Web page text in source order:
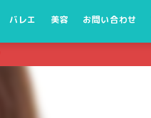
バレエ 美容 お問い合わせ